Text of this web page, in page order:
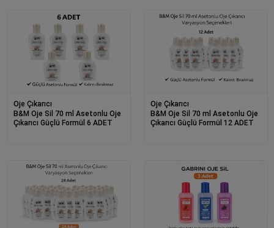
Oje Çıkarıcı
B&M Oje Sil 70 ml Asetonlu Oje
Çıkarıcı Güçlü Formül 6 ADET
Oje Çıkarıcı
B&M Oje Sil 70 ml Asetonlu Oje
Çıkarıcı Güçlü Formül 12 ADET